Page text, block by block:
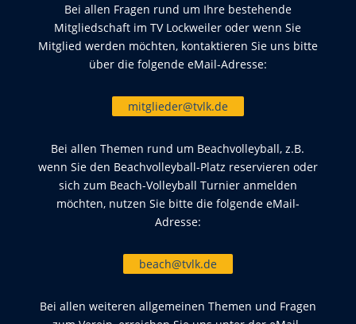
Bei allen Fragen rund um Ihre bestehende
Mitgliedschaft im TV Lockweiler oder wenn Sie
Mitglied werden möchten, kontaktieren Sie uns bitte
über die folgende eMail-Adresse:
mitglieder@tvlk.de
Bei allen Themen rund um Beachvolleyball, z.B.
wenn Sie den Beachvolleyball-Platz reservieren oder
sich zum Beach-Volleyball Turnier anmelden
möchten, nutzen Sie bitte die folgende eMail-
Adresse:
beach@tvlk.de
Bei allen weiteren allgemeinen Themen und Fragen